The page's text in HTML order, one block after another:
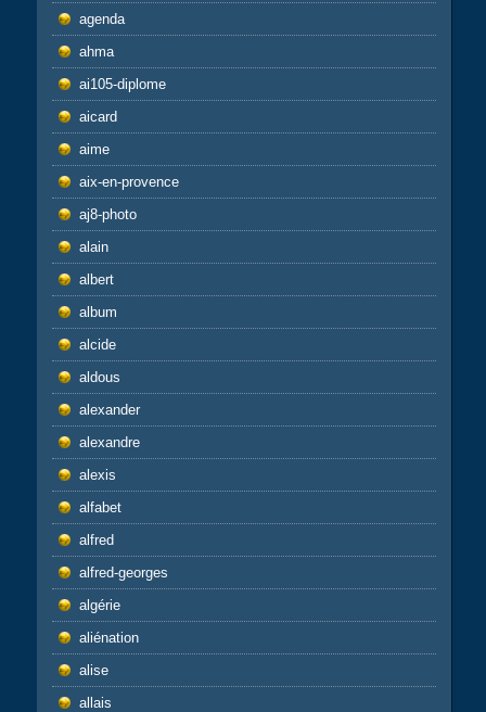
agenda
ahma
ai105-diplome
aicard
aime
aix-en-provence
aj8-photo
alain
albert
album
alcide
aldous
alexander
alexandre
alexis
alfabet
alfred
alfred-georges
algérie
aliénation
alise
allais